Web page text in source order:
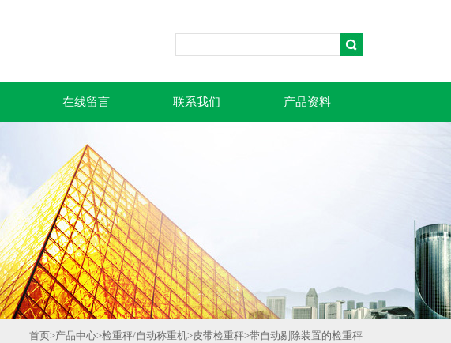
在线留言 联系我们 产品资料
首页>产品中心>检重秤/自动称重机>皮带检重秤>带自动剔除装置的检重秤